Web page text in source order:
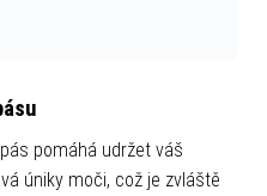
pomáhá udržet váš
úniky moči, což je zvláště